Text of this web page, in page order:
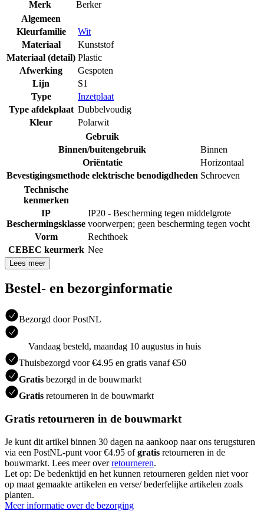
Merk
Berker
Algemeen
Kleurfamilie
Wit
Materiaal
Kunststof
Materiaal (detail) Plastic
Afwerking
Gespoten
Lijn
S1
Type
Inzetplaat
Type afdekplaat Dubbelvoudig
Kleur
Polarwit
Gebruik
Binnen/buitengebruik
Binnen
Oriëntatie
Horizontaal
Bevestigingsmethode elektrische benodigdheden Schroeven
Technische
kenmerken
IP
Beschermingsklasse
IP20 - Bescherming tegen middelgrote
voorwerpen; geen bescherming tegen vocht
Vorm
Rechthoek
CEBEC keurmerk Nee
Lees meer
Bestel- en bezorginformatie
Bezorgd door PostNL
Vandaag besteld, maandag 10 augustus in huis
Thuisbezorgd voor €4.95 en gratis vanaf €50
Gratis bezorgd in de bouwmarkt
Gratis retourneren in de bouwmarkt
Gratis retourneren in de bouwmarkt
Je kunt dit artikel binnen 30 dagen na aankoop naar ons terugsturen
via een PostNL-punt voor €4.95 ofgratis retourneren in de
bouwmarkt. Lees meer overretourneren.
Let op: De bedenktijd en het kunnen retourneren gelden niet voor
op maat gemaakte artikelen en verse/ bederfelijke artikelen zoals
planten.
Meer informatie over de bezorging